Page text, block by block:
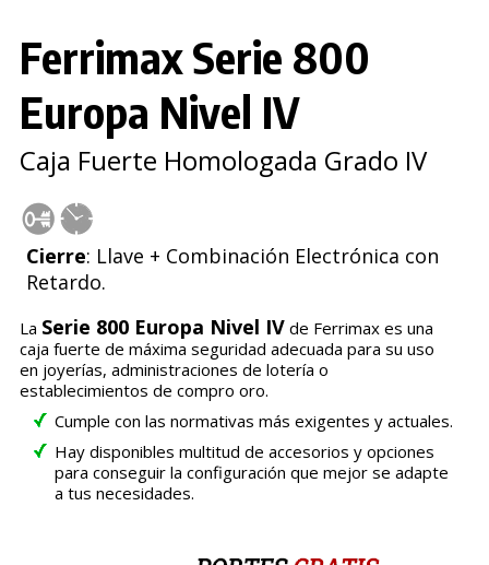
Ferrimax Serie 800
Europa Nivel IV
Caja Fuerte Homologada Grado IV
Cierre: Llave + Combinación Electrónica con
Retardo.
La Serie 800 Europa Nivel IVde Ferrimax es una
caja fuerte de máxima seguridad adecuada para su uso
en joyerías, administraciones de lotería o
establecimientos de compro oro.
Cumple con las normativas más exigentes y actuales.
Hay disponibles multitud de accesorios y opciones
para conseguir la configuración que mejor se adapte
a tus necesidades.